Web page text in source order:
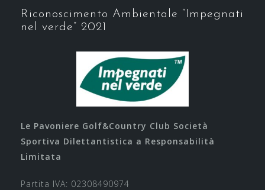
Riconoscimento Ambientale “Impegnati
nel verde” 2021
Le Pavoniere Golf&Country Club Società
Sportiva Dilettantistica a Responsabilità
Limitata
Partita IVA: 02308490974